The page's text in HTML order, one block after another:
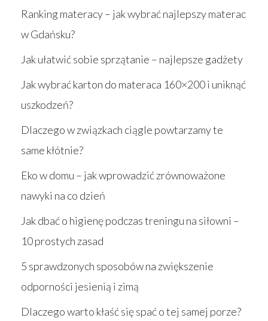
Ranking materacy – jak wybrać najlepszy materac
w Gdańsku?
Jak ułatwić sobie sprzątanie – najlepsze gadżety
Jak wybrać karton do materaca 160×200 i uniknąć
uszkodzeń?
Dlaczego w związkach ciągle powtarzamy te
same kłótnie?
Eko w domu – jak wprowadzić zrównoważone
nawyki na co dzień
Jak dbać o higienę podczas treningu na siłowni –
10 prostych zasad
5 sprawdzonych sposobów na zwiększenie
odporności jesienią i zimą
Dlaczego warto kłaść się spać o tej samej porze?